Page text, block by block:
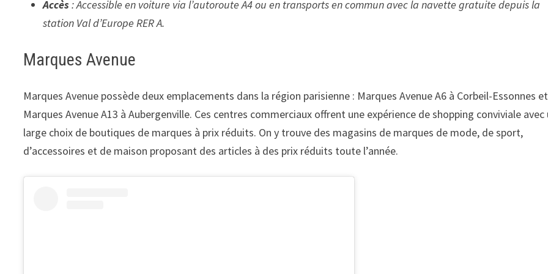
Accès: Accessible en voiture via l’autoroute A4 ou en transports en commun avec la navette gratuite depuis la
station Val d’Europe RER A.
Marques Avenue
Marques Avenue possède deux emplacements dans la région parisienne : Marques Avenue A6 à Corbeil-Essonnes et
Marques Avenue A13 à Aubergenville. Ces centres commerciaux offrent une expérience de shopping conviviale avec
large choix de boutiques de marques à prix réduits. On y trouve des magasins de marques de mode, de sport,
d’accessoires et de maison proposant des articles à des prix réduits toute l’année.